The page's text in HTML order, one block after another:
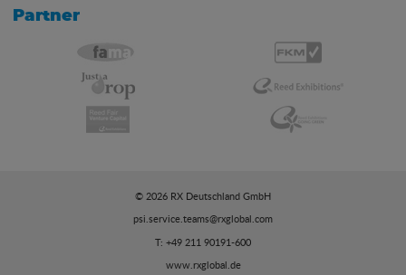
Partner
© 2026 RX Deutschland GmbH
psi.service.teams@rxglobal.com
T: +49 211 90191-600
www.rxglobal.de